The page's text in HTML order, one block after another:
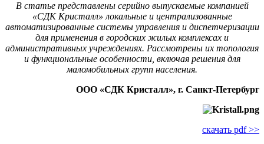
В статье представлены серийно выпускаемые компанией
«СДК Кристалл» локальные и централизованные
автоматизированные системы управления и диспетчеризации
для применения в городских жилых комплексах и
административных учреждениях. Рассмотрены их топология
и функциональные особенности, включая решения для
маломобильных групп населения.
ООО «СДК Кристалл», г. Санкт-Петербург
скачать pdf >>